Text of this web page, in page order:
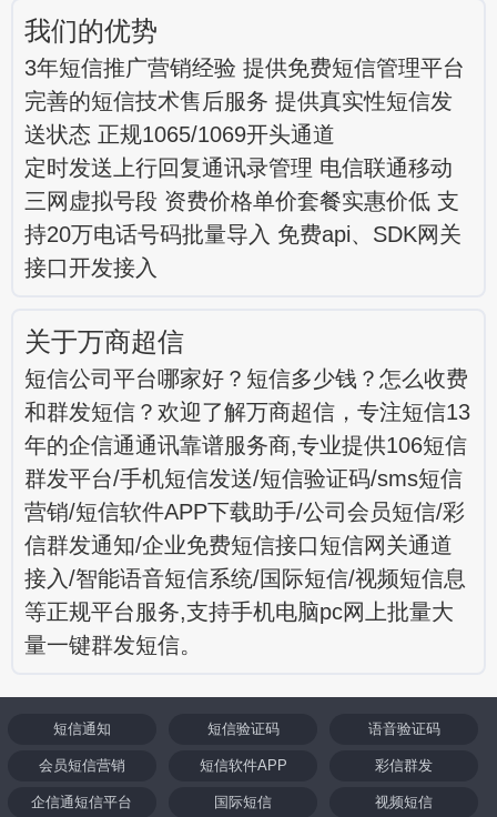
我们的优势
3年短信推广营销经验 提供免费短信管理平台
完善的短信技术售后服务 提供真实性短信发
送状态 正规1065/1069开头通道
定时发送上行回复通讯录管理 电信联通移动
三网虚拟号段 资费价格单价套餐实惠价低 支
持20万电话号码批量导入 免费api、SDK网关
接口开发接入
关于万商超信
短信公司平台哪家好？短信多少钱？怎么收费
和群发短信？欢迎了解万商超信，专注短信13
年的企信通通讯靠谱服务商,专业提供106短信
群发平台/手机短信发送/短信验证码/sms短信
营销/短信软件APP下载助手/公司会员短信/彩
信群发通知/企业免费短信接口短信网关通道
接入/智能语音短信系统/国际短信/视频短信息
等正规平台服务,支持手机电脑pc网上批量大
量一键群发短信。
短信通知 短信验证码 语音验证码
会员短信营销 短信软件APP 彩信群发
企信通短信平台 国际短信 视频短信